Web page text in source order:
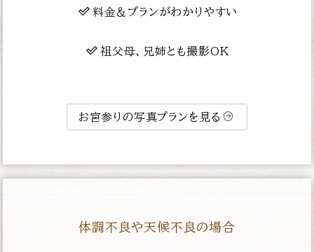
料金＆プランがわかりやすい
祖父母、兄姉とも撮影OK
お宮参りの写真プランを見る
体調不良や天候不良の場合